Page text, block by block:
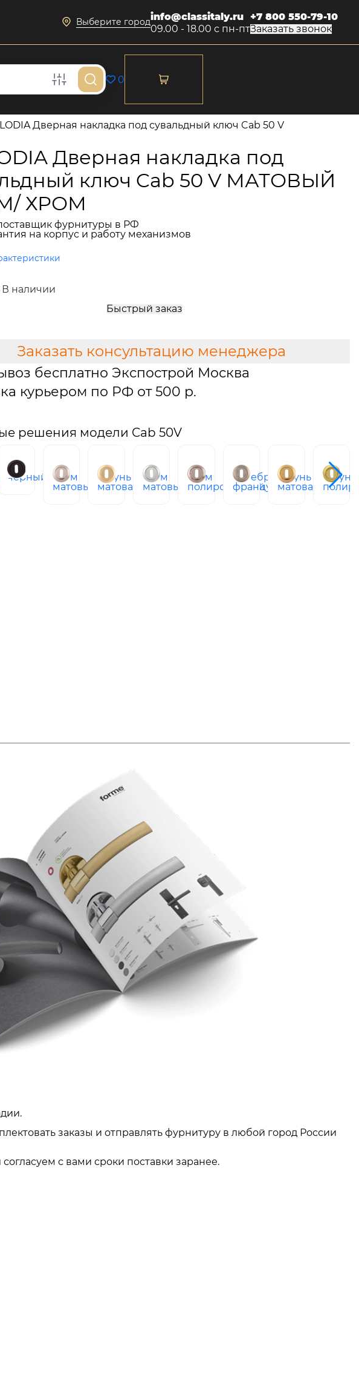
Выберите городinfo@classitaly.ru
09.00 - 18.00 с пн-пт
+7 800 550-79-10
Заказать звонок
0
Дверная накладка под сувальдный ключ Cab 50 V
Дверная накладка под
ключ Cab 50 V МАТОВЫЙ
ХРОМ
фурнитуры в РФ
на корпус и работу механизмов
В наличии
Быстрый заказ
Заказать консультацию менеджера
бесплатно Экспострой Москва
курьером по РФ от 500 р.
решения модели Cab 50V
черный
хром
матовый
латунь
матовая
хром
матовый
хром
полированный
серебро
французское
латунь
матовая
латунь
заказы и отправлять фурнитуру в любой город России
с вами сроки поставки заранее.